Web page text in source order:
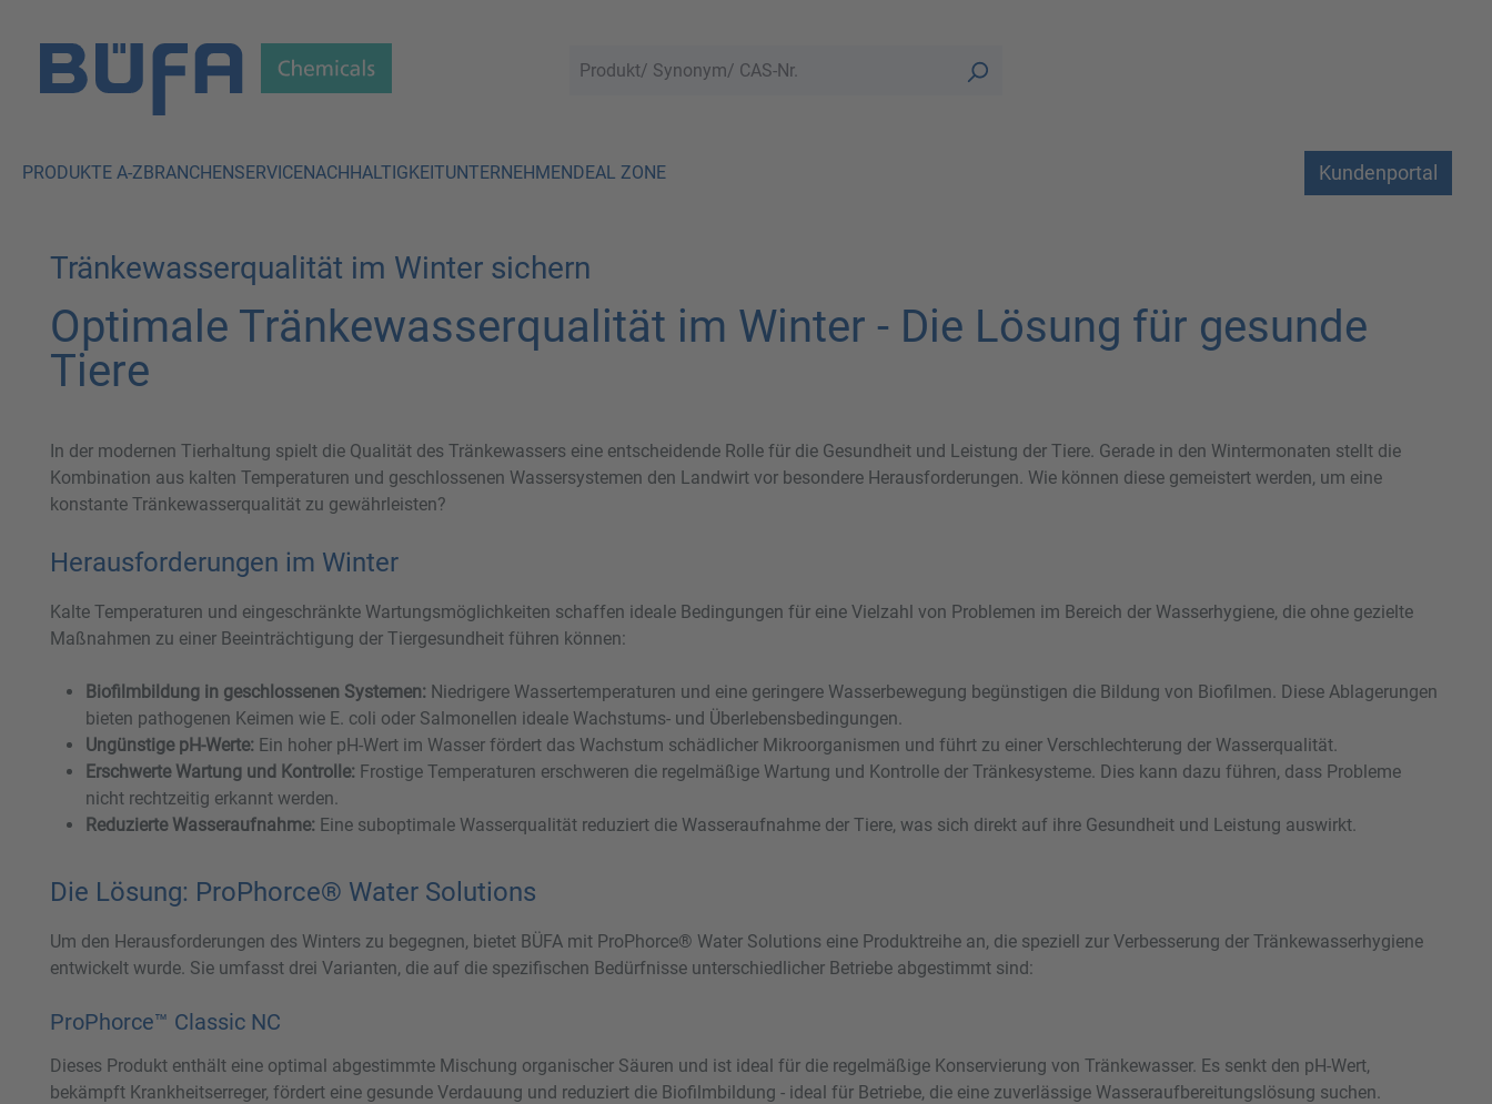
PRODUKTE A-ZBRANCHENSERVICENACHHALTIGKEITUNTERNEHMENDEAL ZONE Kundenportal
Tränkewasserqualität im Winter sichern
Optimale Tränkewasserqualität im Winter - Die Lösung für gesunde
Tiere
In der modernen Tierhaltung spielt die Qualität des Tränkewassers eine entscheidende Rolle für die Gesundheit und Leistung der Tiere. Gerade in den Wintermonaten stellt die
Kombination aus kalten Temperaturen und geschlossenen Wassersystemen den Landwirt vor besondere Herausforderungen. Wie können diese gemeistert werden, um eine
konstante Tränkewasserqualität zu gewährleisten?
Herausforderungen im Winter
Kalte Temperaturen und eingeschränkte Wartungsmöglichkeiten schaffen ideale Bedingungen für eine Vielzahl von Problemen im Bereich der Wasserhygiene, die ohne gezielte
Maßnahmen zu einer Beeinträchtigung der Tiergesundheit führen können:
Biofilmbildung in geschlossenen Systemen: Niedrigere Wassertemperaturen und eine geringere Wasserbewegung begünstigen die Bildung von Biofilmen. Diese Ablagerungen
bieten pathogenen Keimen wie E. coli oder Salmonellen ideale Wachstums- und Überlebensbedingungen.
Ungünstige pH-Werte: Ein hoher pH-Wert im Wasser fördert das Wachstum schädlicher Mikroorganismen und führt zu einer Verschlechterung der Wasserqualität.
Erschwerte Wartung und Kontrolle: Frostige Temperaturen erschweren die regelmäßige Wartung und Kontrolle der Tränkesysteme. Dies kann dazu führen, dass Probleme
nicht rechtzeitig erkannt werden.
Reduzierte Wasseraufnahme: Eine suboptimale Wasserqualität reduziert die Wasseraufnahme der Tiere, was sich direkt auf ihre Gesundheit und Leistung auswirkt.
Die Lösung: ProPhorce® Water Solutions
Um den Herausforderungen des Winters zu begegnen, bietet BÜFA mit ProPhorce® Water Solutions eine Produktreihe an, die speziell zur Verbesserung der Tränkewasserhygiene
entwickelt wurde. Sie umfasst drei Varianten, die auf die spezifischen Bedürfnisse unterschiedlicher Betriebe abgestimmt sind:
ProPhorce™ Classic NC
Dieses Produkt enthält eine optimal abgestimmte Mischung organischer Säuren und ist ideal für die regelmäßige Konservierung von Tränkewasser. Es senkt den pH-Wert,
bekämpft Krankheitserreger, fördert eine gesunde Verdauung und reduziert die Biofilmbildung - ideal für Betriebe, die eine zuverlässige Wasseraufbereitungslösung suchen.